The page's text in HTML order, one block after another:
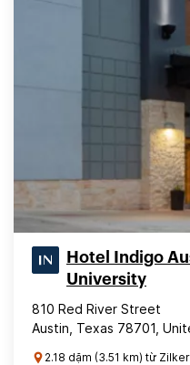
Hotel Indigo
University
810 Red River Street
Austin, Texas 78701,
2.18 dặm (3.51 km) từ